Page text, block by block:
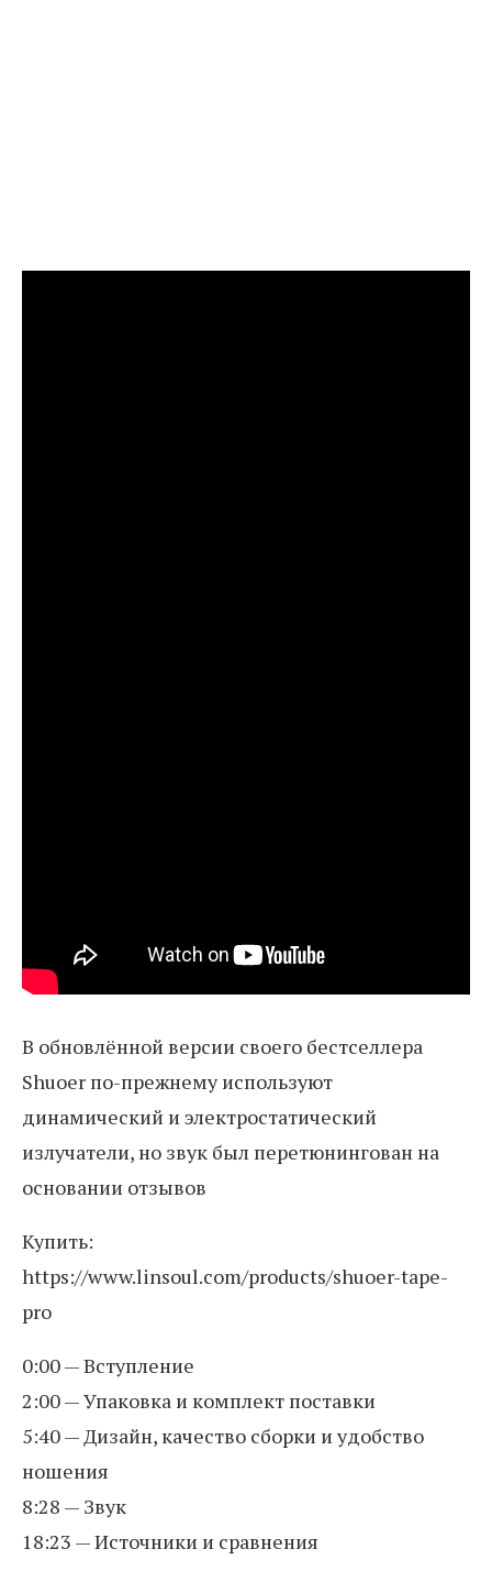
В обновлённой версии своего бестселлера
Shuoer по-прежнему используют
динамический и электростатический
излучатели, но звук был перетюнингован на
основании отзывов
Купить:
https://www.linsoul.com/products/shuoer-tape-
pro
0:00 — Вступление
2:00 — Упаковка и комплект поставки
5:40 — Дизайн, качество сборки и удобство
ношения
8:28 — Звук
18:23 — Источники и сравнения